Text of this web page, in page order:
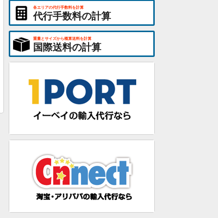
各エリアの代行手数料を計算
代行手数料の計算
重量とサイズから概算送料を計算
国際送料の計算